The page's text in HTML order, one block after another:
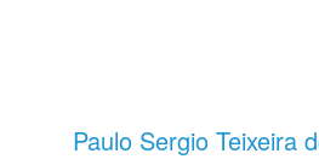
Paulo Sergio Teixeira